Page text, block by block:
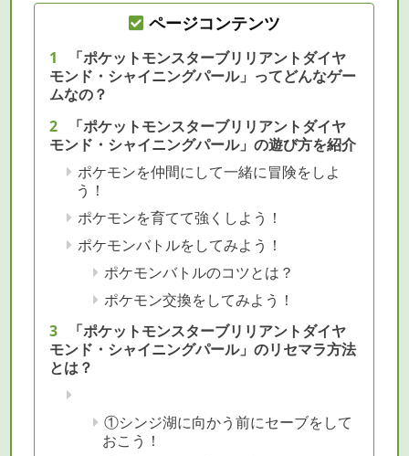
ページコンテンツ
「ポケットモンスターブリリアントダイヤ
モンド・シャイニングパール」ってどんなゲー
ムなの？
「ポケットモンスターブリリアントダイヤ
モンド・シャイニングパール」の遊び方を紹介
ポケモンを仲間にして一緒に冒険をしよ
う！
ポケモンを育てて強くしよう！
ポケモンバトルをしてみよう！
ポケモンバトルのコツとは？
ポケモン交換をしてみよう！
「ポケットモンスターブリリアントダイヤ
モンド・シャイニングパール」のリセマラ方法
とは？
①シンジ湖に向かう前にセーブをして
おこう！